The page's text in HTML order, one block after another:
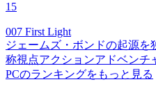
15
007 First Light
ジェームズ・ボンドの起源を
称視点アクションアドベンチ
PCのランキングをもっと見る